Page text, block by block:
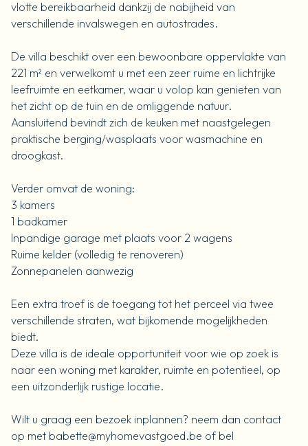
vlotte bereikbaarheid dankzij de nabijheid van
verschillende invalswegen en autostrades.
De villa beschikt over een bewoonbare oppervlakte van
221 m² en verwelkomt u met een zeer ruime en lichtrijke
leefruimte en eetkamer, waar u volop kan genieten van
het zicht op de tuin en de omliggende natuur.
Aansluitend bevindt zich de keuken met naastgelegen
praktische berging/wasplaats voor wasmachine en
droogkast.
Verder omvat de woning:
3 kamers
1 badkamer
Inpandige garage met plaats voor 2 wagens
Ruime kelder (volledig te renoveren)
Zonnepanelen aanwezig
Een extra troef is de toegang tot het perceel via twee
verschillende straten, wat bijkomende mogelijkheden
biedt.
Deze villa is de ideale opportuniteit voor wie op zoek is
naar een woning met karakter, ruimte en potentieel, op
een uitzonderlijk rustige locatie.
Wilt u graag een bezoek inplannen? neem dan contact
op met babette@myhomevastgoed.be of bel